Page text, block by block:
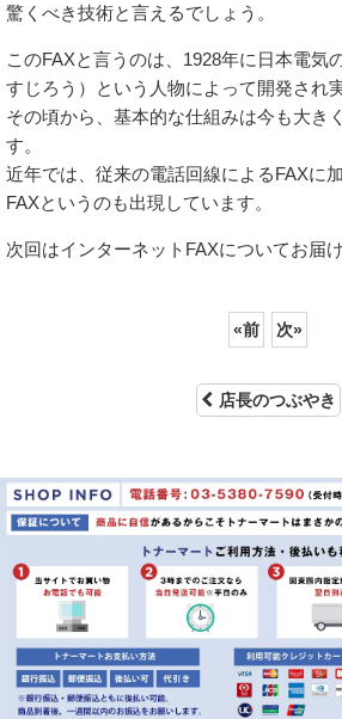
驚くべき技術と言えるでしょう。
このFAXと言うのは、1928年に日本電気
すじろう）
という人物によって開発され
その頃から、基本的な仕組みは今も大き
す。
近年では、従来の電話回線によるFAXに
FAXというのも出現しています。
次回はインターネットFAXについてお届
«前 次»
店長のつぶやき